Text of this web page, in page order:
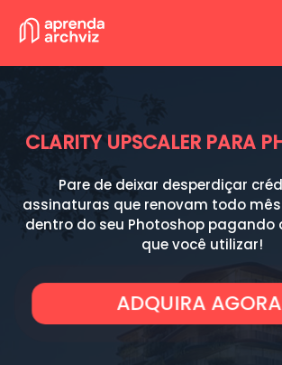
CLARITY UPSCALER PARA
Pare de deixar desperdiçar
assinaturas que renovam todo
dentro do seu Photoshop pagando
que você utilizar!
ADQUIRA